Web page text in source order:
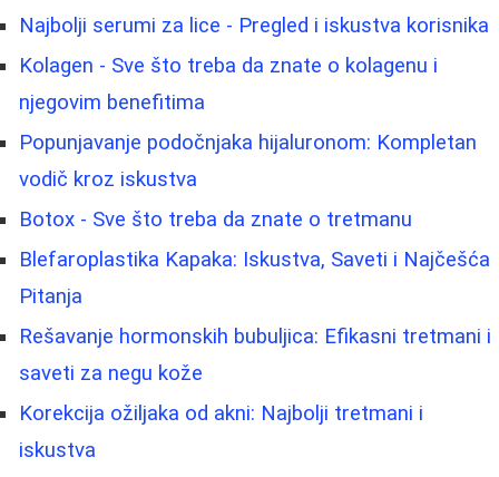
Najbolji serumi za lice - Pregled i iskustva korisnika
Kolagen - Sve što treba da znate o kolagenu i
njegovim benefitima
Popunjavanje podočnjaka hijaluronom: Kompletan
vodič kroz iskustva
Botox - Sve što treba da znate o tretmanu
Blefaroplastika Kapaka: Iskustva, Saveti i Najčešća
Pitanja
Rešavanje hormonskih bubuljica: Efikasni tretmani i
saveti za negu kože
Korekcija ožiljaka od akni: Najbolji tretmani i
iskustva